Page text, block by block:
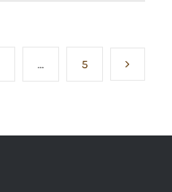
… 5